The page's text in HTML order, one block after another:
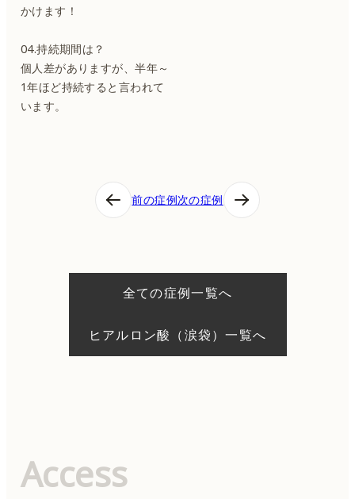
かけます！
04.持続期間は？
個人差がありますが、半年～
1年ほど持続すると言われて
います。
前の症例次の症例
全ての症例一覧へ
ヒアルロン酸（涙袋）一覧へ
Access